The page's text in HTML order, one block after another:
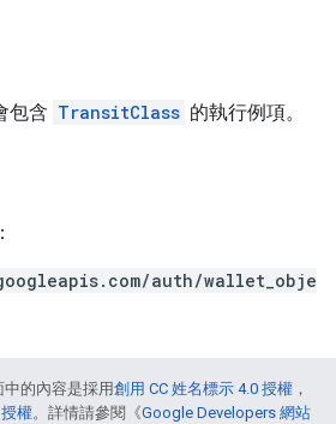
包含 TransitClass 的執行例項。
auth/wallet_obje
的內容是採用創用 CC 姓名標示 4.0 授權 ，
權。詳情請參閱《Google Developers 網站